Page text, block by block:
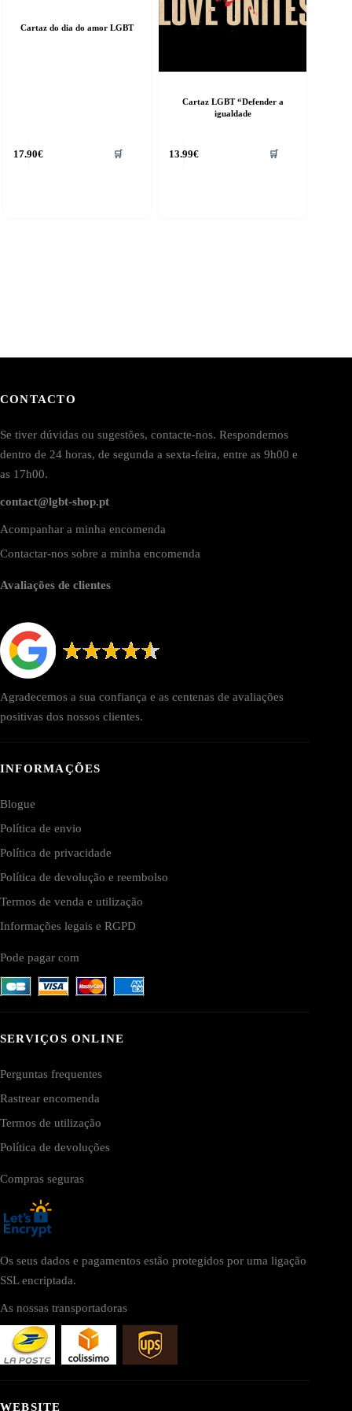
Cartaz do dia do amor LGBT
17.90€ 🛒
Cartaz LGBT “Defender a
igualdade
13.99€ 🛒
CONTACTO
Se tiver dúvidas ou sugestões, contacte-nos. Respondemos
dentro de 24 horas, de segunda a sexta-feira, entre as 9h00 e
as 17h00.
contact@lgbt-shop.pt
Acompanhar a minha encomenda
Contactar-nos sobre a minha encomenda
Avaliações de clientes
Agradecemos a sua confiança e as centenas de avaliações
positivas dos nossos clientes.
INFORMAÇÕES
Blogue
Política de envio
Política de privacidade
Política de devolução e reembolso
Termos de venda e utilização
Informações legais e RGPD
Pode pagar com
SERVIÇOS ONLINE
Perguntas frequentes
Rastrear encomenda
Termos de utilização
Política de devoluções
Compras seguras
Os seus dados e pagamentos estão protegidos por uma ligação
SSL encriptada.
As nossas transportadoras
WEBSITE